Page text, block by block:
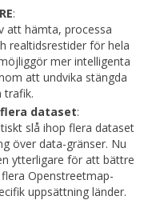
:
att hämta, processa
realtidsrestider för hela
mer intelligenta
att undvika stängda
trafik.
dataset:
slå ihop flera dataset
över data-gränser. Nu
ytterligare för att bättre
Openstreetmap-
uppsättning länder.